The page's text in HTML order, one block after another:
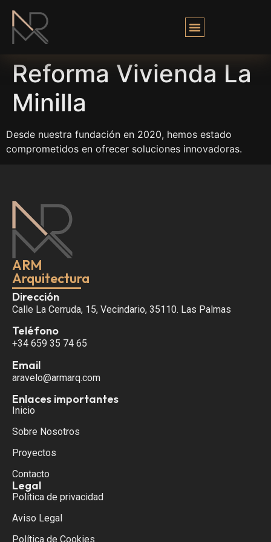
Reforma Vivienda La
Minilla
Desde nuestra fundación en 2020, hemos estado
comprometidos en ofrecer soluciones innovadoras.
ARM
Arquitectura
Dirección
Calle La Cerruda, 15, Vecindario, 35110. Las Palmas
Teléfono
+34 659 35 74 65
Email
aravelo@armarq.com
Enlaces importantes
Inicio
Sobre Nosotros
Proyectos
Contacto
Legal
Política de privacidad
Aviso Legal
Política de Cookies